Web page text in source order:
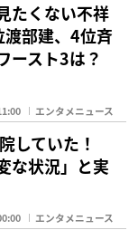
たくない不祥
部建、4位斉
ースト3は？
エンタメニュース
していた！
な状況」と実
エンタメニュース